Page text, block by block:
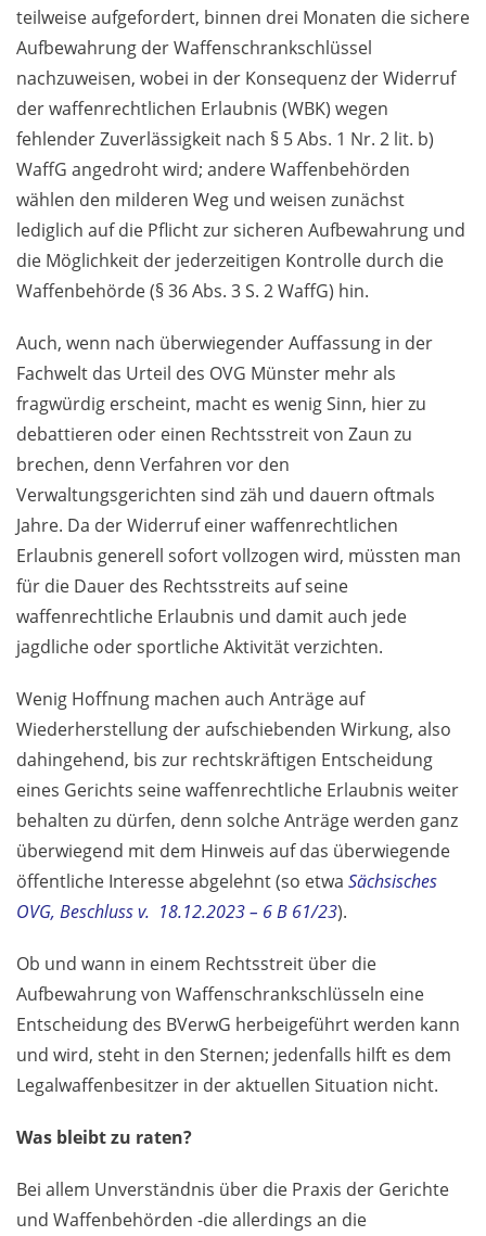
teilweise aufgefordert, binnen drei Monaten die sichere
Aufbewahrung der Waffenschrankschlüssel
nachzuweisen, wobei in der Konsequenz der Widerruf
der waffenrechtlichen Erlaubnis (WBK) wegen
fehlender Zuverlässigkeit nach § 5 Abs. 1 Nr. 2 lit. b)
WaffG angedroht wird; andere Waffenbehörden
wählen den milderen Weg und weisen zunächst
lediglich auf die Pflicht zur sicheren Aufbewahrung und
die Möglichkeit der jederzeitigen Kontrolle durch die
Waffenbehörde (§ 36 Abs. 3 S. 2 WaffG) hin.
Auch, wenn nach überwiegender Auffassung in der
Fachwelt das Urteil des OVG Münster mehr als
fragwürdig erscheint, macht es wenig Sinn, hier zu
debattieren oder einen Rechtsstreit von Zaun zu
brechen, denn Verfahren vor den
Verwaltungsgerichten sind zäh und dauern oftmals
Jahre. Da der Widerruf einer waffenrechtlichen
Erlaubnis generell sofort vollzogen wird, müssten man
für die Dauer des Rechtsstreits auf seine
waffenrechtliche Erlaubnis und damit auch jede
jagdliche oder sportliche Aktivität verzichten.
Wenig Hoffnung machen auch Anträge auf
Wiederherstellung der aufschiebenden Wirkung, also
dahingehend, bis zur rechtskräftigen Entscheidung
eines Gerichts seine waffenrechtliche Erlaubnis weiter
behalten zu dürfen, denn solche Anträge werden ganz
überwiegend mit dem Hinweis auf das überwiegende
öffentliche Interesse abgelehnt (so etwa Sächsisches
OVG, Beschluss v. 18.12.2023 – 6 B 61/23).
Ob und wann in einem Rechtsstreit über die
Aufbewahrung von Waffenschrankschlüsseln eine
Entscheidung des BVerwG herbeigeführt werden kann
und wird, steht in den Sternen; jedenfalls hilft es dem
Legalwaffenbesitzer in der aktuellen Situation nicht.
Was bleibt zu raten?
Bei allem Unverständnis über die Praxis der Gerichte
und Waffenbehörden -die allerdings an die